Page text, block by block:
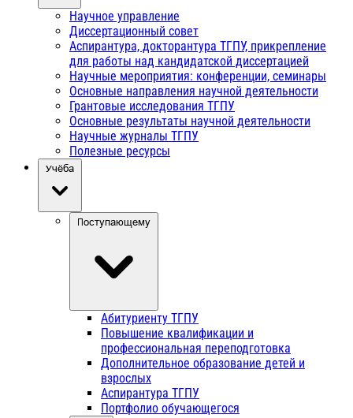
Научное управление
Диссертационный совет
Аспирантура, докторантура ТГПУ, прикрепление
для работы над кандидатской диссертацией
Научные мероприятия: конференции, семинары
Основные направления научной деятельности
Грантовые исследования ТГПУ
Основные результаты научной деятельности
Научные журналы ТГПУ
Полезные ресурсы
Учёба
Поступающему
Абитуриенту ТГПУ
Повышение квалификации и
профессиональная переподготовка
Дополнительное образование детей и
взрослых
Аспирантура ТГПУ
Портфолио обучающегося